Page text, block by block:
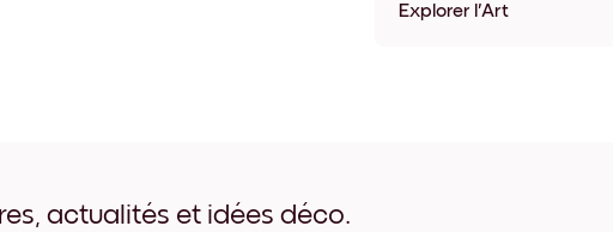
Explorer l'Art
actualités et idées déco.